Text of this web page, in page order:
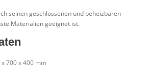
seinen geschlossenen und beheizbaren
Materialien geeignet ist.
700 x 400 mm